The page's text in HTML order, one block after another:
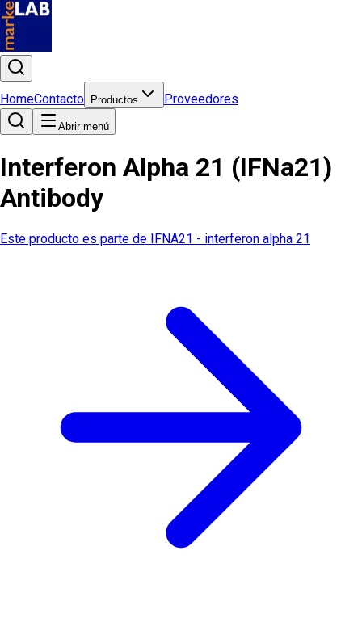
HomeContacto Productos Proveedores
Abrir menú
Interferon Alpha 21 (IFNa21)
Antibody
Este producto es parte de IFNA21 - interferon alpha 21